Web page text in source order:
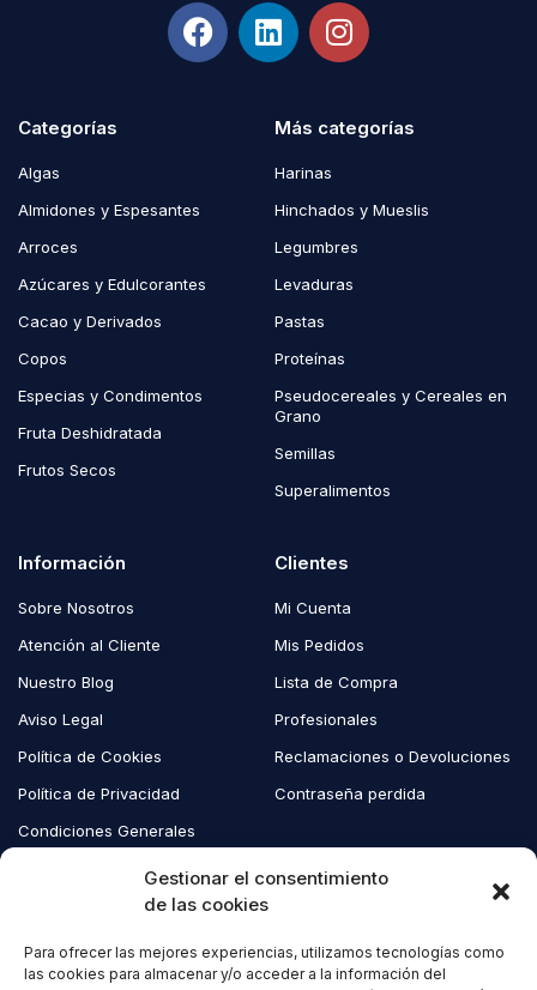
Gestionar el consentimiento
de las cookies
Para ofrecer las mejores experiencias, utilizamos tecnologías como
las cookies para almacenar y/o acceder a la información del
Categorías
Algas
Almidones y Espesantes
Arroces
Azúcares y Edulcorantes
Cacao y Derivados
Copos
Especias y Condimentos
Fruta Deshidratada
Frutos Secos
Más categorías
Harinas
Hinchados y Mueslis
Legumbres
Levaduras
Pastas
Proteínas
Pseudocereales y Cereales en
Grano
Semillas
Superalimentos
Información
Sobre Nosotros
Atención al Cliente
Nuestro Blog
Aviso Legal
Política de Cookies
Política de Privacidad
Condiciones Generales
Clientes
Mi Cuenta
Mis Pedidos
Lista de Compra
Profesionales
Reclamaciones o Devoluciones
Contraseña perdida
Copyright © 2023 EcoAndes. Todos los derechos reservados.